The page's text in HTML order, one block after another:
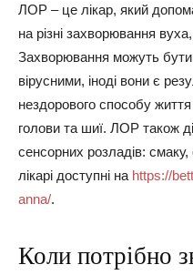
ЛОР – це лікар, який
на різні захворювання вуха,
Захворювання можуть
вірусними, іноді вони є
нездорового способу
голови та шиї. ЛОР також
сенсорних розладів:
лікарі доступні на https://
anna/.
Коли потрібно